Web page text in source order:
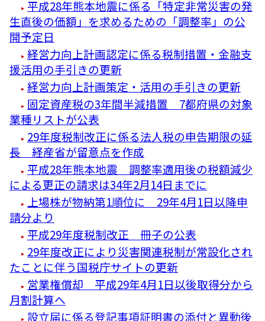
平成28年熊本地震に係る「特定非常災害の発
生直後の価額」を求めるための「調整率」の公
開予定日
経営力向上計画認定に係る税制措置・金融支
援活用の手引きの更新
経営力向上計画策定・活用の手引きの更新
固定資産税の3年間半減措置 7都府県の対象
業種リストが公表
29年度税制改正に係る法人税の申告期限の延
長 経産省が留意点を作成
平成28年熊本地震 調整率適用後の税額減少
による更正の請求は34年2月14日までに
上場株が物納第1順位に 29年4月1日以降申
請分より
平成29年度税制改正 冊子の公表
29年度改正により災害関連税制が常設化され
たことに伴う国税庁サイトの更新
営業権償却 平成29年4月1日以後取得分から
月割計算へ
設立届に係る登記事項証明書の添付と異動後